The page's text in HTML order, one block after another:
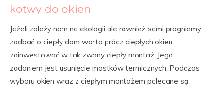
kotwy do okien
Jeżeli zależy nam na ekologii ale również sami pragniemy
zadbać o ciepły dom warto prócz ciepłych okien
zainwestować w tak zwany ciepły montaż. Jego
zadaniem jest usunięcie mostków termicznych. Podczas
wyboru okien wraz z ciepłym montażem polecane są